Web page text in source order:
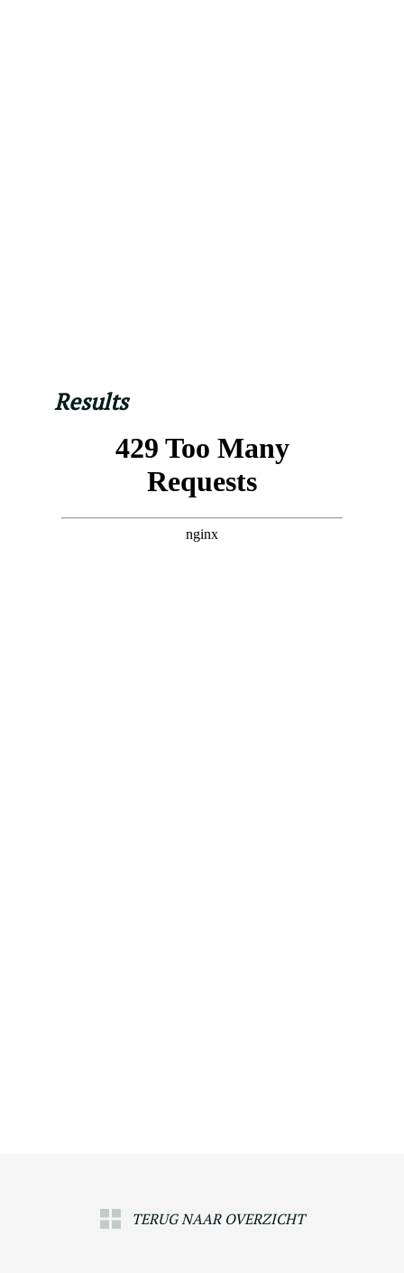
Results
TERUG NAAR OVERZICHT